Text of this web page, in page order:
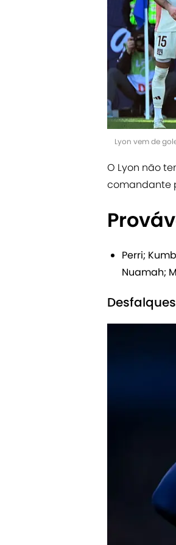
Lyon vem de
O Lyon não
comandante
Perri;
Nuamah;